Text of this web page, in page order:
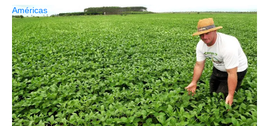
Américas